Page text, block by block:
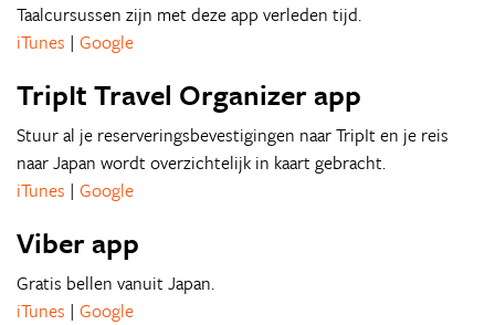
Taalcursussen zijn met deze app verleden tijd.
iTunes | Google
TripIt Travel Organizer app
Stuur al je reserveringsbevestigingen naar TripIt en je reis
naar Japan wordt overzichtelijk in kaart gebracht.
iTunes | Google
Viber app
Gratis bellen vanuit Japan.
iTunes | Google